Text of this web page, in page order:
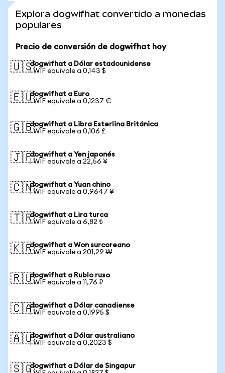
Explora dogwifhat convertido a monedas
populares
Precio de conversión de dogwifhat hoy
🇺🇸dogwifhat a Dólar estadounidense
1 WIF equivale a 0,143 $
🇪🇺dogwifhat a Euro
1 WIF equivale a 0,1237 €
🇬🇧dogwifhat a Libra Esterlina Británica
1 WIF equivale a 0,106 £
🇯🇵dogwifhat a Yen japonés
1 WIF equivale a 22,56 ¥
🇨🇳dogwifhat a Yuan chino
1 WIF equivale a 0,9647 ¥
🇹🇷dogwifhat a Lira turca
1 WIF equivale a 6,82 ₺
🇰🇷dogwifhat a Won surcoreano
1 WIF equivale a 201,29 ₩
🇷🇺dogwifhat a Rublo ruso
1 WIF equivale a 11,76 ₽
🇨🇦dogwifhat a Dólar canadiense
1 WIF equivale a 0,1995 $
🇦🇺dogwifhat a Dólar australiano
1 WIF equivale a 0,2023 $
🇸🇬dogwifhat a Dólar de Singapur